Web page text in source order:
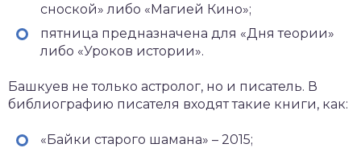
сноской» либо «Магией Кино»;
пятница предназначена для «Дня теории»
либо «Уроков истории».
Башкуев не только астролог, но и писатель. В
библиографию писателя входят такие книги, как:
«Байки старого шамана» – 2015;